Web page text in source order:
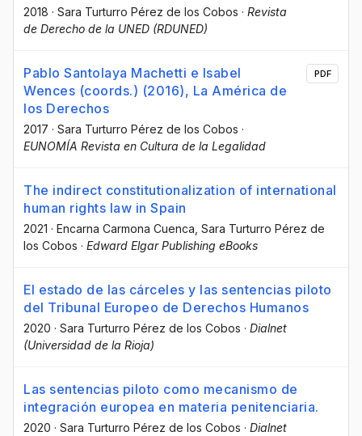
2018 · Sara Turturro Pérez de los Cobos · Revista
de Derecho de la UNED (RDUNED)
Pablo Santolaya Machetti e Isabel
Wences (coords.) (2016), La América de
los Derechos
2017 · Sara Turturro Pérez de los Cobos ·
EUNOMÍA Revista en Cultura de la Legalidad
PDF
The indirect constitutionalization of international
human rights law in Spain
2021 · Encarna Carmona Cuenca , Sara Turturro Pérez de
los Cobos · Edward Elgar Publishing eBooks
El estado de las cárceles y las sentencias piloto
del Tribunal Europeo de Derechos Humanos
2020 · Sara Turturro Pérez de los Cobos · Dialnet
(Universidad de la Rioja)
Las sentencias piloto como mecanismo de
integración europea en materia penitenciaria.
2020 · Sara Turturro Pérez de los Cobos · Dialnet